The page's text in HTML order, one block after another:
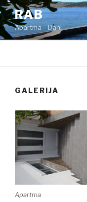
Skoči
na
vsebino
RAB
Apartma – Dani
GALERIJA
Apartma